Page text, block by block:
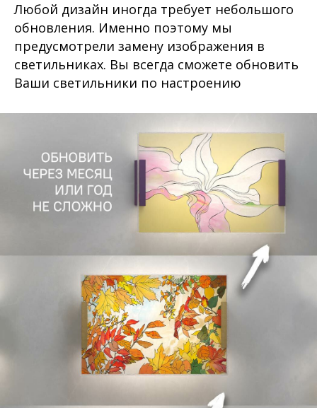
Любой дизайн иногда требует небольшого
обновления. Именно поэтому мы
предусмотрели замену изображения в
светильниках. Вы всегда сможете обновить
Ваши светильники по настроению